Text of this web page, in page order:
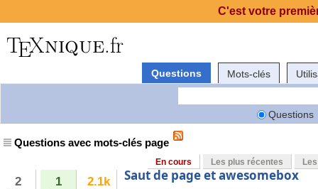
Questions Mots-clés
Questions
Questions avec mots-clés page
En cours Les plus récentes
2 1 2.1k Saut de page et awesomebox
C'est votre